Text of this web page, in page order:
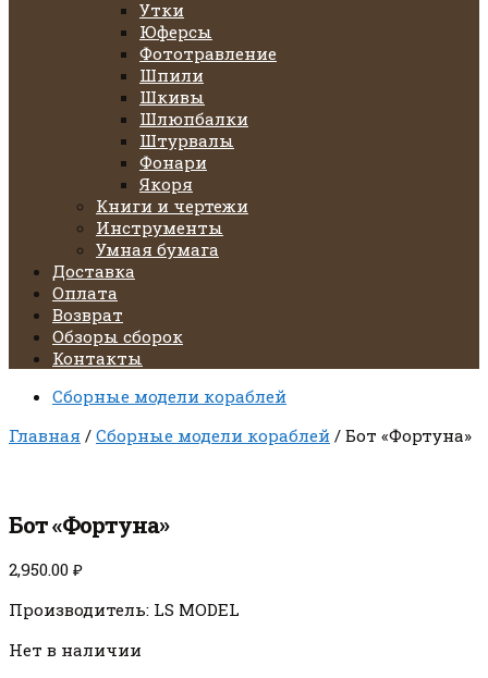
Утки
Юферсы
Фототравление
Шпили
Шкивы
Шлюпбалки
Штурвалы
Фонари
Якоря
Книги и чертежи
Инструменты
Умная бумага
Доставка
Оплата
Возврат
Обзоры сборок
Контакты
Сборные модели кораблей
Главная / Сборные модели кораблей / Бот «Фортуна»
Бот «Фортуна»
2,950.00 ₽
Производитель: LS MODEL
Нет в наличии